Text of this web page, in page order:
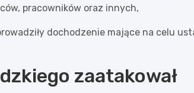
pracowników oraz innych,
dochodzenie mające na celu
zaatakował